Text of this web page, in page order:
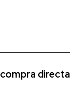
directa